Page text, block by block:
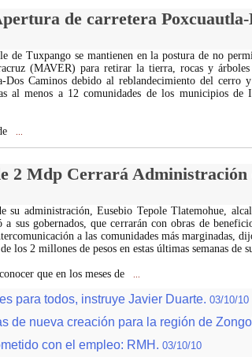
de carretera Poxcuautla-
de Tuxpango se mantienen en la postura de no
(MAVER) para retirar la tierra, rocas y
Dos Caminos debido al reblandecimiento del cerro
al menos a 12 comunidades de los municipios de
2 Mdp Cerrará Administración
su administración, Eusebio Tepole Tlatemohue,
a sus gobernados, que cerrarán con obras de
a las comunidades más marginadas,
los 2 millones de pesos en estas últimas semanas de
que en los meses de
para todos, instruye Javier Duarte. 03/10/10
de nueva creación para la región de
con el empleo: RMH. 03/10/10